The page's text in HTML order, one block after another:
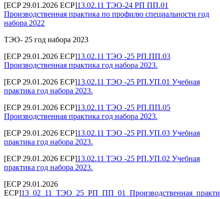
[ECP 29.01.2026 ECP]13.02.11 ТЭО-24 РП ПП.01
Производственная практика по профилю специальности год
набора 2022
ТЭО- 25 год набора 2023
[ECP 29.01.2026 ECP]13.02.11 ТЭО -25 РП.ПП.03
Производственная практика год набора 2023.
[ECP 29.01.2026 ECP]13.02.11 ТЭО -25 РП.УП.01 Учебная
практика год набора 2023.
[ECP 29.01.2026 ECP]13.02.11 ТЭО -25 РП.ПП.05
Производственная практика год набора 2023.
[ECP 29.01.2026 ECP]13.02.11 ТЭО -25 РП.УП.03 Учебная
практика год набора 2023.
[ECP 29.01.2026 ECP]13.02.11 ТЭО -25 РП.УП.02 Учебная
практика год набора 2023.
[ECP 29.01.2026
ECP]